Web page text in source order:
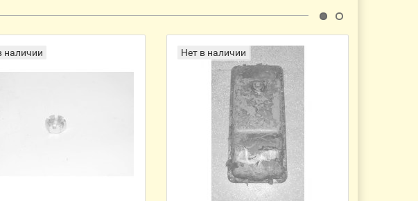
наличии Нет в наличии